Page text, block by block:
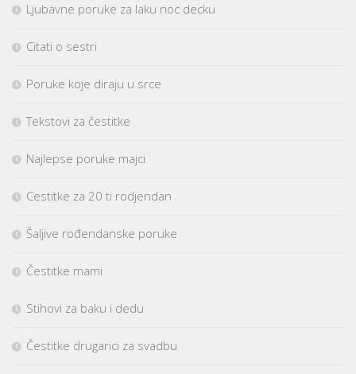
Ljubavne poruke za laku noc decku
Citati o sestri
Poruke koje diraju u srce
Tekstovi za čestitke
Najlepse poruke majci
Cestitke za 20 ti rodjendan
Šaljive rođendanske poruke
Čestitke mami
Stihovi za baku i dedu
Čestitke drugarici za svadbu